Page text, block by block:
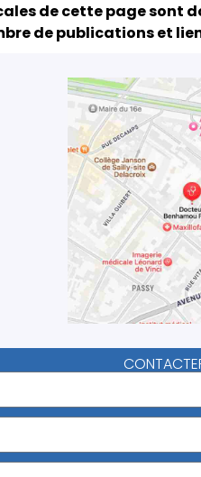
de cette page sont
de publications et